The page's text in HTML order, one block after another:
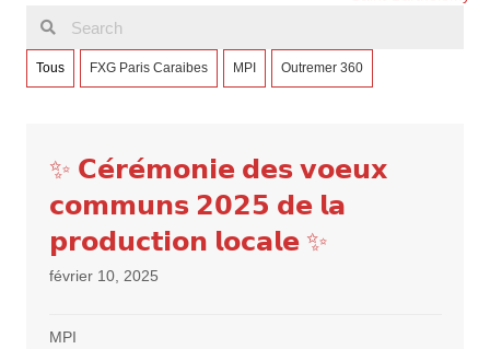
Tous FXG Paris Caraibes MPI Outremer 360
✨ 𝗖𝗲́𝗿𝗲́𝗺𝗼𝗻𝗶𝗲 𝗱𝗲𝘀 𝘃𝗼𝗲𝘂𝘅
𝗰𝗼𝗺𝗺𝘂𝗻𝘀 𝟮𝟬𝟮𝟱 𝗱𝗲 𝗹𝗮
𝗽𝗿𝗼𝗱𝘂𝗰𝘁𝗶𝗼𝗻 𝗹𝗼𝗰𝗮𝗹𝗲 ✨
février 10, 2025
MPI